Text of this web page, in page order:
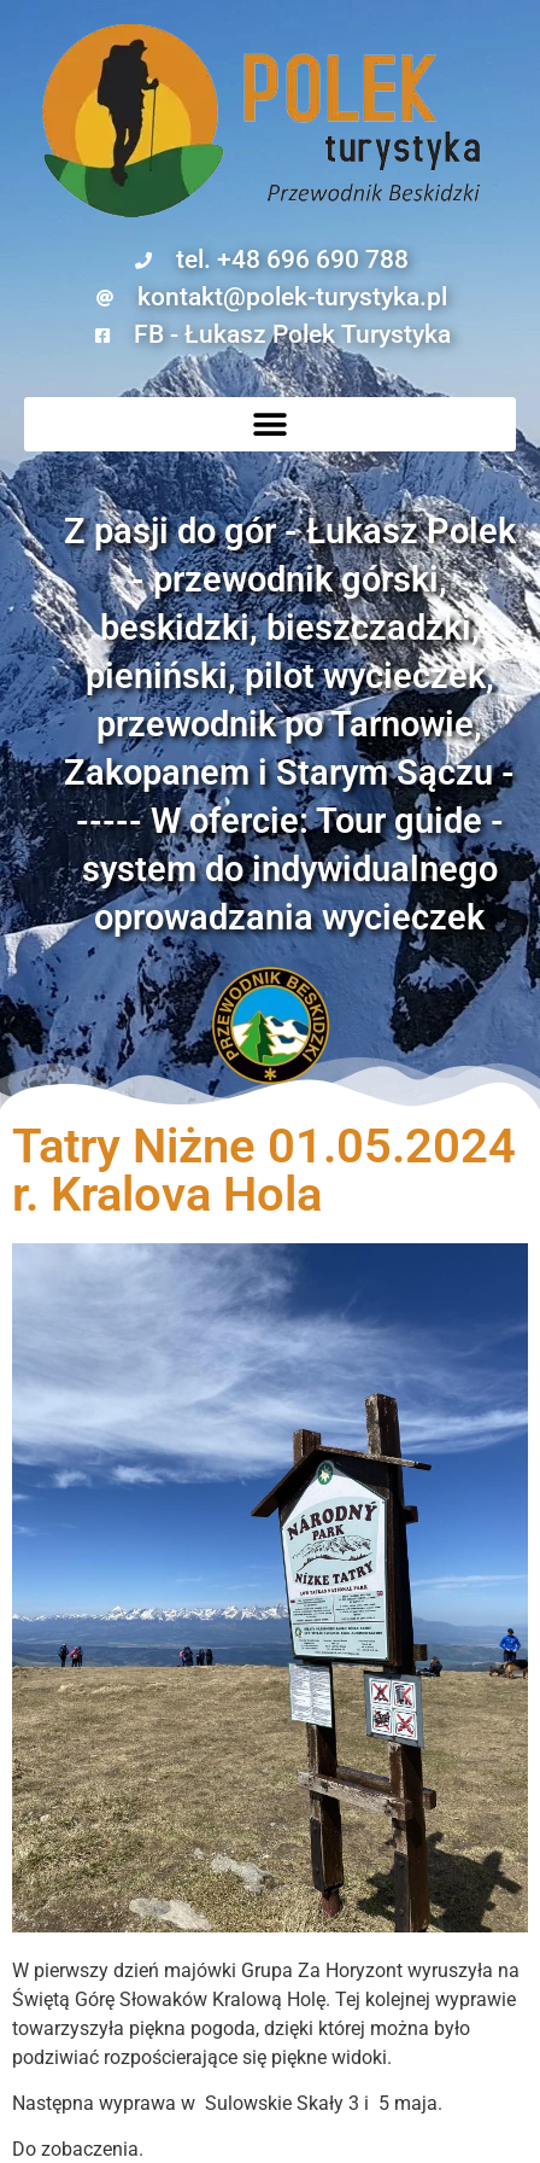
tel. +48 696 690 788
kontakt@polek-turystyka.pl
FB - Łukasz Polek Turystyka
Z pasji do gór - Łukasz Polek
- przewodnik górski,
beskidzki, bieszczadzki,
pieniński, pilot wycieczek,
przewodnik po Tarnowie,
Zakopanem i Starym Sączu -
----- W ofercie: Tour guide -
system do indywidualnego
oprowadzania wycieczek
Tatry Niżne 01.05.2024
r. Kralova Hola
W pierwszy dzień majówki Grupa Za Horyzont wyruszyła na
Świętą Górę Słowaków Kralową Holę. Tej kolejnej wyprawie
towarzyszyła piękna pogoda, dzięki której można było
podziwiać rozpościerające się piękne widoki.
Następna wyprawa w Sulowskie Skały 3 i 5 maja.
Do zobaczenia.